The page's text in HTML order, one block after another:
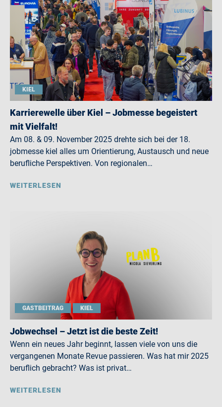
KIEL
Karrierewelle über Kiel – Jobmesse begeistert
mit Vielfalt!
Am 08. & 09. November 2025 drehte sich bei der 18.
jobmesse kiel alles um Orientierung, Austausch und neue
berufliche Perspektiven. Von regionalen…
WEITERLESEN
GASTBEITRAG KIEL
Jobwechsel – Jetzt ist die beste Zeit!
Wenn ein neues Jahr beginnt, lassen viele von uns die
vergangenen Monate Revue passieren. Was hat mir 2025
beruflich gebracht? Was ist privat…
WEITERLESEN